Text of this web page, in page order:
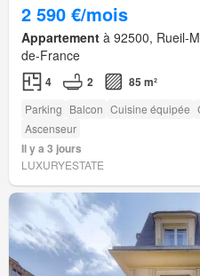
2 590 €/mois
Appartement à 92500, Rueil-
de-France
4 2 85 m²
Parking Balcon Cuisine équipée
Ascenseur
Il y a 3 jours
LUXURYESTATE